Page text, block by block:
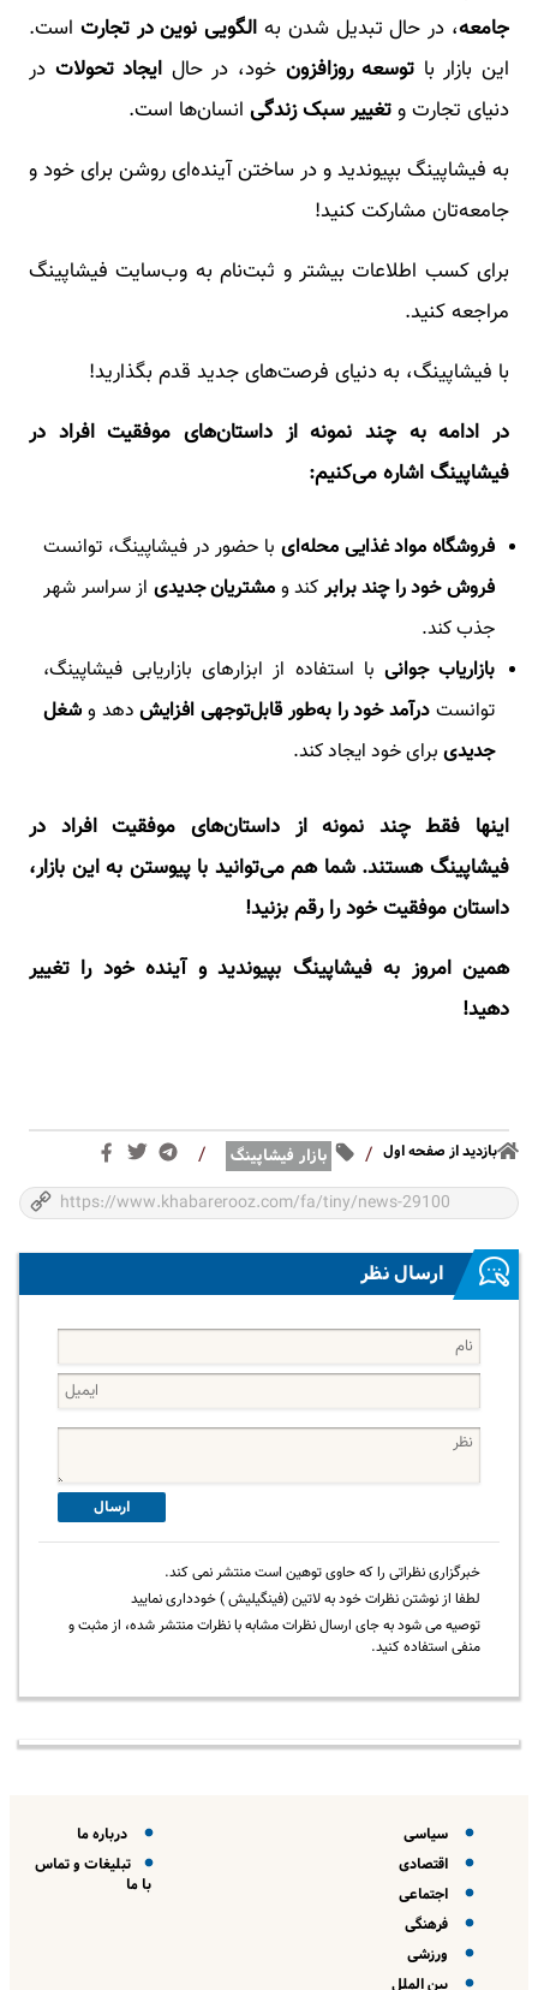
جامعه، در حال تبدیل شدن به الگویی نوین در تجارت است.
این بازار با توسعه روزافزون خود، در حال ایجاد تحولات در
دنیای تجارت وتغییر سبک زندگی انسان‌ها است.
به فیشاپینگ بپیوندید و در ساختن آینده‌ای روشن برای خود و
جامعه‌تان مشارکت کنید!
برای کسب اطلاعات بیشتر و ثبت‌نام به وب‌سایت فیشاپینگ
مراجعه کنید.
با فیشاپینگ، به دنیای فرصت‌های جدید قدم بگذارید!
در ادامه به چند نمونه از داستان‌های موفقیت افراد در
فیشاپینگ اشاره می‌کنیم:
فروشگاه مواد غذایی محله‌ای با حضور در فیشاپینگ، توانست
فروش خود را چند برابر کند و مشتریان جدیدی از سراسر شهر
جذب کند.
بازاریاب جوانی با استفاده از ابزارهای بازاریابی فیشاپینگ،
توانست درآمد خود را به‌طور قابل‌توجهی افزایشدهد و شغل
جدیدی برای خود ایجاد کند.
اینها فقط چند نمونه از داستان‌های موفقیت افراد در
فیشاپینگ هستند. شما هم می‌توانید با پیوستن به این بازار،
داستان موفقیت خود را رقم بزنید!
همین امروز به فیشاپینگ بپیوندید و آینده خود را تغییر
دهید!
بازدید از صفحه اول / بازار فیشاپینگ /
ارسال نظر
ارسال
خبرگزاری نظراتی را که حاوی توهین است منتشر نمی کند.
لطفا از نوشتن نظرات خود به لاتین (فینگیلیش ) خودداری نمایید
توصیه می شود به جای ارسال نظرات مشابه با نظرات منتشر شده، از مثبت و
منفی استفاده کنید.
سیاسی
اقتصادی
اجتماعی
فرهنگی
ورزشی
بین الملل
درباره ما
تبلیغات و تماس
با ما